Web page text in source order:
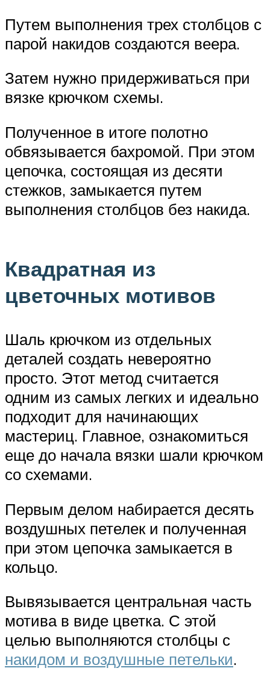
Путем выполнения трех столбцов с
парой накидов создаются веера.
Затем нужно придерживаться при
вязке крючком схемы.
Полученное в итоге полотно
обвязывается бахромой. При этом
цепочка, состоящая из десяти
стежков, замыкается путем
выполнения столбцов без накида.
Квадратная из
цветочных мотивов
Шаль крючком из отдельных
деталей создать невероятно
просто. Этот метод считается
одним из самых легких и идеально
подходит для начинающих
мастериц. Главное, ознакомиться
еще до начала вязки шали крючком
со схемами.
Первым делом набирается десять
воздушных петелек и полученная
при этом цепочка замыкается в
кольцо.
Вывязывается центральная часть
мотива в виде цветка. С этой
целью выполняются столбцы с
накидом и воздушные петельки.